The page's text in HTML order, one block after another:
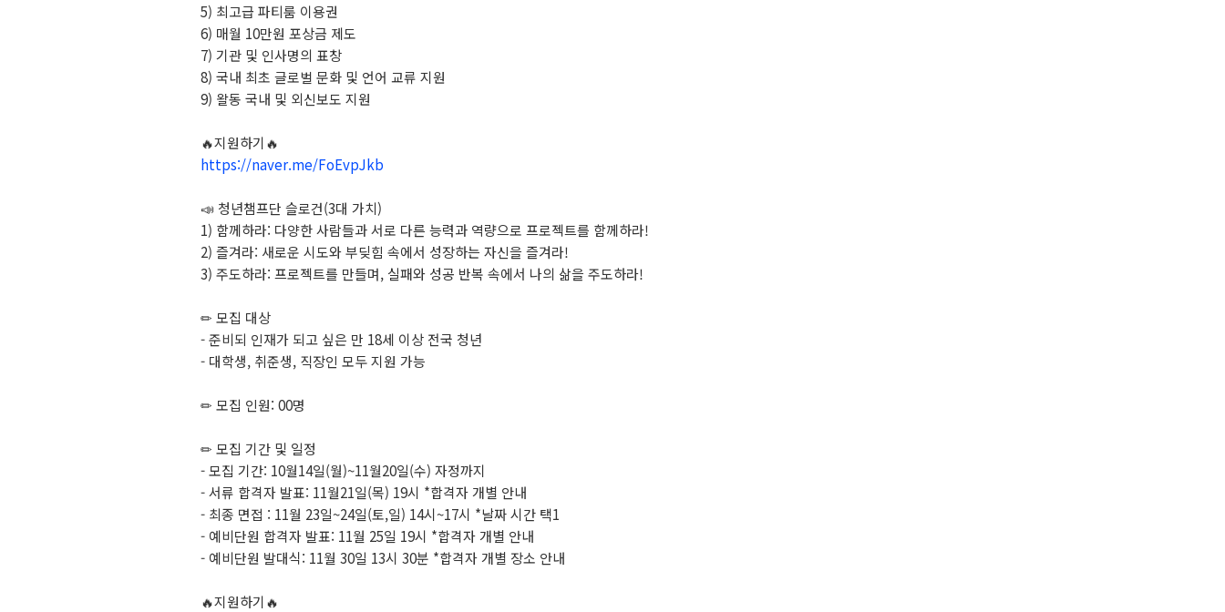
5) 최고급 파티룸 이용권
6) 매월 10만원 포상금 제도
7) 기관 및 인사명의 표창
8) 국내 최초 글로벌 문화 및 언어 교류 지원
9) 왈동 국내 및 외신보도 지원
🔥지원하기🔥
https://naver.me/FoEvpJkb
📣 청년챔프단 슬로건(3대 가치)
1) 함께하라: 다양한 사람들과 서로 다른 능력과 역량으로 프로젝트를 함께하라!
2) 즐겨라: 새로운 시도와 부딪힘 속에서 성장하는 자신을 즐겨라!
3) 주도하라: 프로젝트를 만들며, 실패와 성공 반복 속에서 나의 삶을 주도하라!
✏ 모집 대상
- 준비되 인재가 되고 싶은 만 18세 이상 전국 청년
- 대학생, 취준생, 직장인 모두 지원 가능
✏ 모집 인원: 00명
✏ 모집 기간 및 일정
- 모집 기간: 10월14일(월)~11월20일(수) 자정까지
- 서류 합격자 발표: 11월21일(목) 19시 *합격자 개별 안내
- 최종 면접 : 11월 23일~24일(토,일) 14시~17시 *날짜 시간 택1
- 예비단원 합격자 발표: 11월 25일 19시 *합격자 개별 안내
- 예비단원 발대식: 11월 30일 13시 30분 *합격자 개별 장소 안내
🔥지원하기🔥